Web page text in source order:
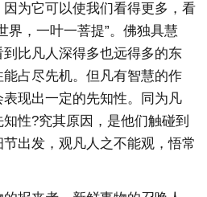
为它可以使我们看得更多，看
界，一叶一菩提”。佛独具慧
比凡人深得多也远得多的东
占尽先机。但凡有智慧的作
现出一定的先知性。同为凡
性?究其原因，是他们触碰到
出发，观凡人之不能观，悟常